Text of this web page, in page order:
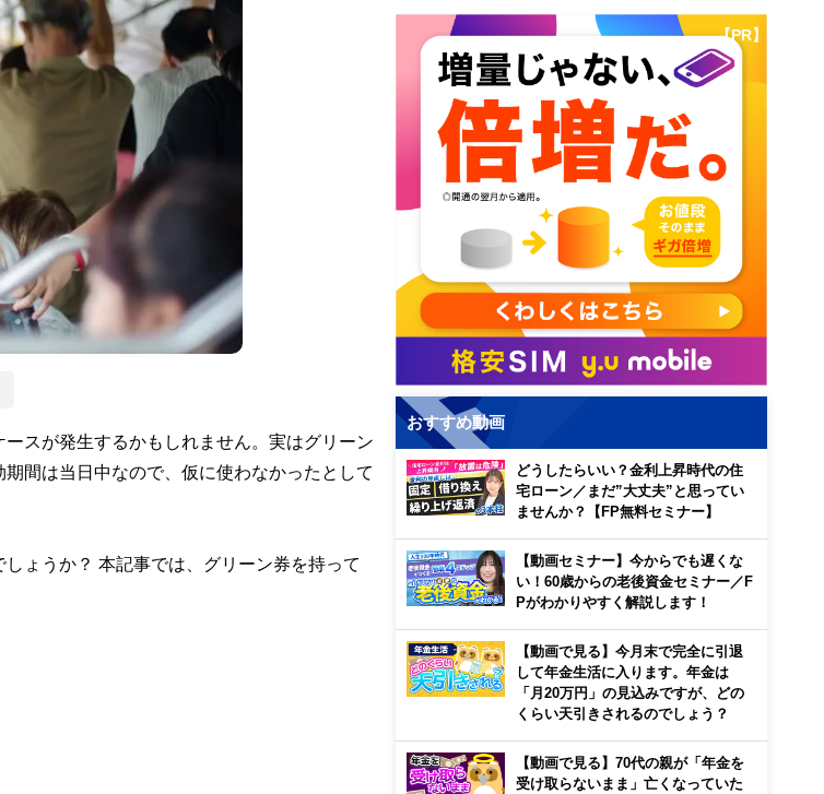
スが発生するかもしれません。実はグリーン
間は当日中なので、仮に使わなかったとして
ょうか？ 本記事では、グリーン券を持って
【PR】
おすすめ動画
どうしたらいい？金利上昇時代の住
宅ローン／まだ”大丈夫”と思ってい
ませんか？【FP無料セミナー】
【動画セミナー】今からでも遅くな
い！60歳からの老後資金セミナー／F
Pがわかりやすく解説します！
【動画で見る】今月末で完全に引退
して年金生活に入ります。年金は
「月20万円」の見込みですが、どの
くらい天引きされるのでしょう？
【動画で見る】70代の親が「年金を
受け取らないまま」亡くなっていた